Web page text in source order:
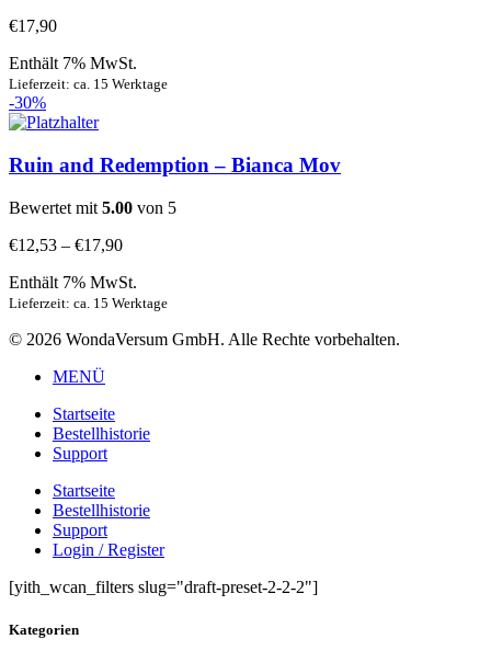
€17,90
Enthält 7% MwSt.
Lieferzeit: ca. 15 Werktage
-30%
Ruin and Redemption – Bianca Mov
Bewertet mit 5.00 von 5
€12,53 – €17,90
Enthält 7% MwSt.
Lieferzeit: ca. 15 Werktage
© 2026 WondaVersum GmbH. Alle Rechte vorbehalten.
MENÜ
Startseite
Bestellhistorie
Support
Startseite
Bestellhistorie
Support
Login / Register
[yith_wcan_filters slug="draft-preset-2-2-2"]
Kategorien